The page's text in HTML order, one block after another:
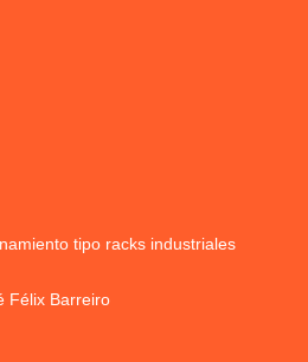
tipo racks industriales
Félix Barreiro